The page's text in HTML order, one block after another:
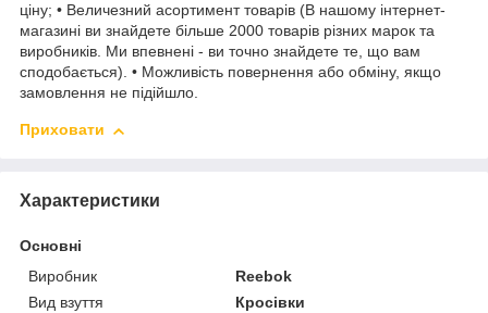
ціну; • Величезний асортимент товарів (В нашому інтернет-
магазині ви знайдете більше 2000 товарів різних марок та
виробників. Ми впевнені - ви точно знайдете те, що вам
сподобається). • Можливість повернення або обміну, якщо
замовлення не підійшло.
Приховати
Характеристики
Основні
Виробник
Reebok
Вид взуття
Кросівки